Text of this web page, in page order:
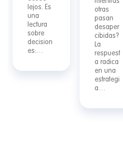
lejos. Es
una
lectura
sobre
decision
es:…
otras
pasan
desaper
cibidas?
La
respuest
a radica
en una
estrategi
a…